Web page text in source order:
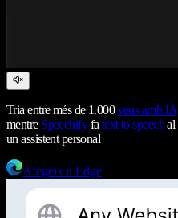
Tria entre més de 1.000veus amb IA
mentre Speechifyfa text to speechal
un assistent personal
Afegeix a Edge